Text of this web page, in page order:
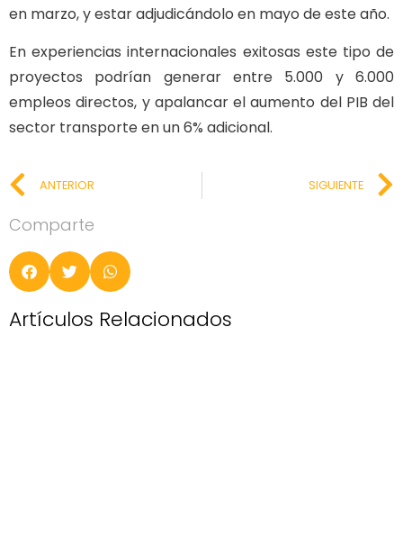
en marzo, y estar adjudicándolo en mayo de este año.
En experiencias internacionales exitosas este tipo de
proyectos podrían generar entre 5.000 y 6.000
empleos directos, y apalancar el aumento del PIB del
sector transporte en un 6% adicional.
ANTERIOR SIGUIENTE
Comparte
Artículos Relacionados